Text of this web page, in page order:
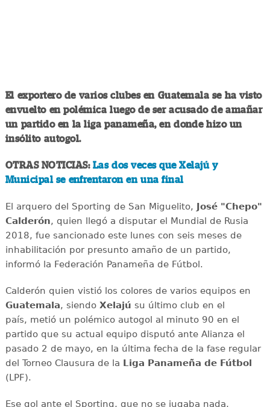
El exportero de varios clubes en Guatemala se ha visto
envuelto en polémica luego de ser acusado de amañar
un partido en la liga panameña, en donde hizo un
insólito autogol.
OTRAS NOTICIAS: Las dos veces que Xelajú y
Municipal se enfrentaron en una final
El arquero del Sporting de San Miguelito, José "Chepo"
Calderón, quien llegó a disputar el Mundial de Rusia
2018, fue sancionado este lunes con seis meses de
inhabilitación por presunto amaño de un partido,
informó la Federación Panameña de Fútbol.
Calderón quien vistió los colores de varios equipos en
Guatemala, siendo Xelajú su último club en el
país, metió un polémico autogol al minuto 90 en el
partido que su actual equipo disputó ante Alianza el
pasado 2 de mayo, en la última fecha de la fase regular
del Torneo Clausura de la Liga Panameña de Fútbol
(LPF).
Ese gol ante el Sporting, que no se jugaba nada,